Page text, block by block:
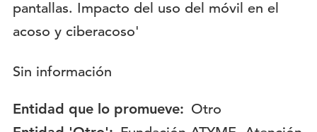
Descripción:
Sin información
Entidad que lo promueve: Otro